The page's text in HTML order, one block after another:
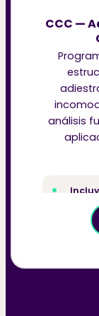
CCC —
análisis